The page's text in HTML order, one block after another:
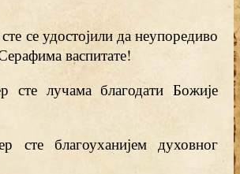
сте се удостојили да неупоредиво
васпитате!
сте лучама благодати Божије
сте благоуханијем духовног